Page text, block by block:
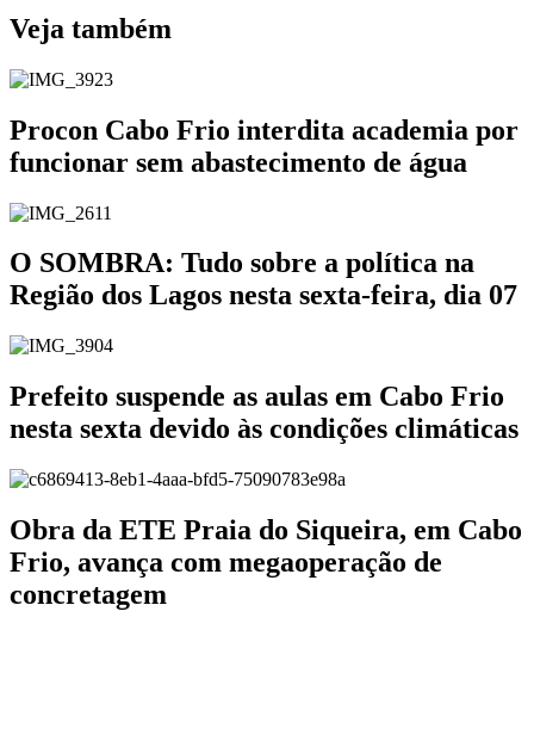
Veja também
Procon Cabo Frio interdita academia por
funcionar sem abastecimento de água
O SOMBRA: Tudo sobre a política na
Região dos Lagos nesta sexta-feira, dia 07
Prefeito suspende as aulas em Cabo Frio
nesta sexta devido às condições climáticas
Obra da ETE Praia do Siqueira, em Cabo
Frio, avança com megaoperação de
concretagem